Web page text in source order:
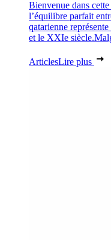
Bienvenue dans
l’équilibre parfait
qatarienne
et le XXIe
ArticlesLire plus